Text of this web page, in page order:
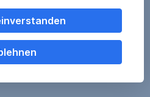
finden Sie